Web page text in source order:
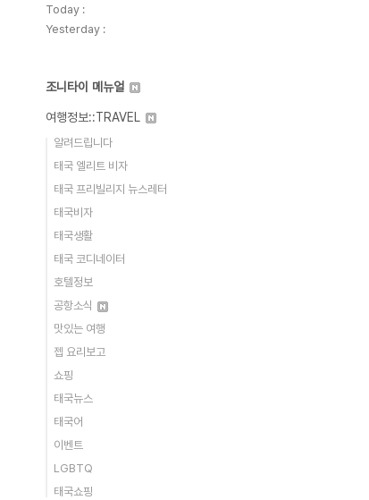
Today :
Yesterday :
조니타이 메뉴얼
여행정보::TRAVEL
알려드립니다
태국 엘리트 비자
태국 프리빌리지 뉴스레터
태국비자
태국생활
태국 코디네이터
호텔정보
공항소식
맛있는 여행
젭 요리보고
쇼핑
태국뉴스
태국어
이벤트
LGBTQ
태국쇼핑